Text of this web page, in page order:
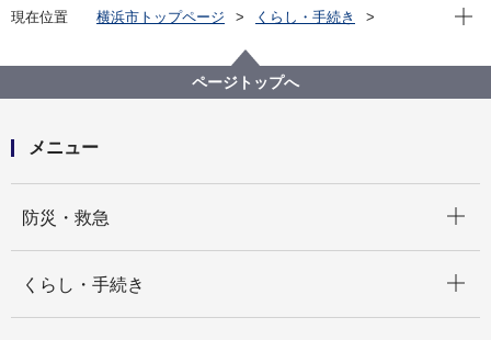
現在位置 横浜市トップページ
くらし・手続き
農地に関する手続・法制度
生産緑地地区追加指定仮申出受付のお知らせ
現在
ページトップへ
メニュー
防災・救急
くらし・手続き